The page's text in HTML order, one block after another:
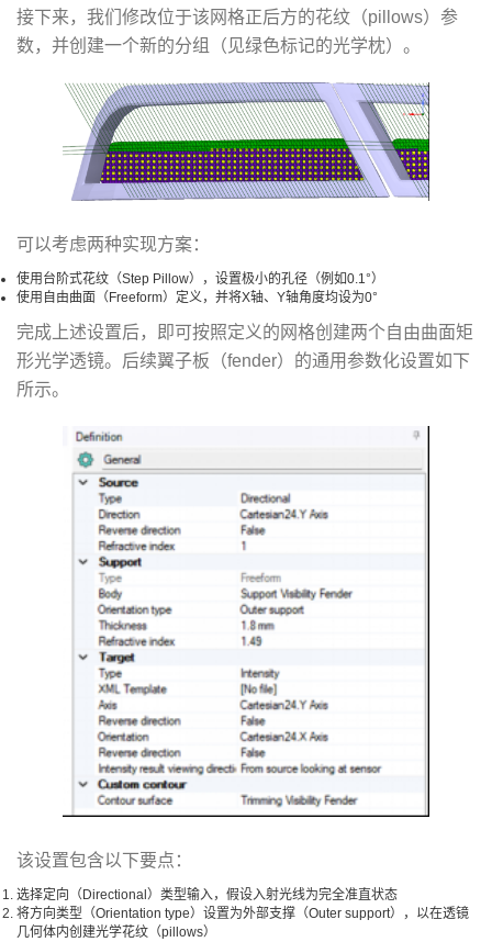
接下来，我们修改位于该网格正后方的花纹（pillows）参
数，并创建一个新的分组（见绿色标记的光学枕）。
可以考虑两种实现方案：
使用台阶式花纹（Step Pillow），设置极小的孔径（例如0.1°）
使用自由曲面（Freeform）定义，并将X轴、Y轴角度均设为0°
完成上述设置后，即可按照定义的网格创建两个自由曲面矩
形光学透镜。后续翼子板（fender）的通用参数化设置如下
所示。
该设置包含以下要点：
选择定向（Directional）类型输入，假设入射光线为完全准直状态
将方向类型（Orientation type）设置为外部支撑（Outer support），以在透镜
几何体内创建光学花纹（pillows）